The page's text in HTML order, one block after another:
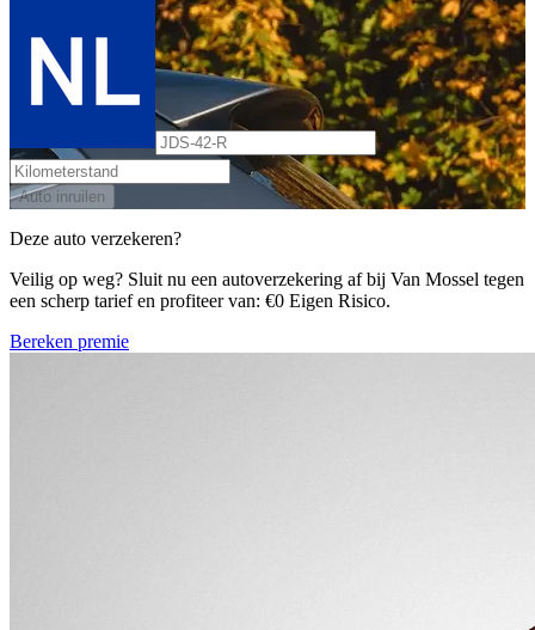
Auto inruilen
Deze auto verzekeren?
Veilig op weg? Sluit nu een autoverzekering af bij Van Mossel tegen
een scherp tarief en profiteer van: €0 Eigen Risico.
Bereken premie